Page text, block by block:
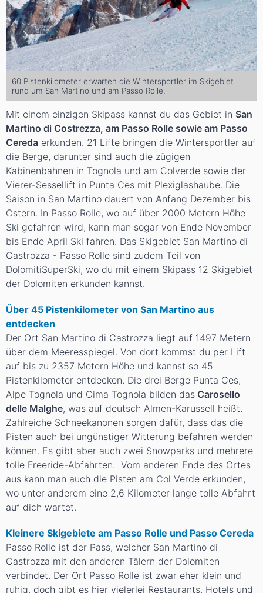
60 Pistenkilometer erwarten die Wintersportler im Skigebiet
rund um San Martino und am Passo Rolle.
Mit einem einzigen Skipass kannst du das Gebiet in San
Martino di Costrezza, am Passo Rolle sowie am Passo
Cereda erkunden. 21 Lifte bringen die Wintersportler auf
die Berge, darunter sind auch die zügigen
Kabinenbahnen in Tognola und am Colverde sowie der
Vierer-Sessellift in Punta Ces mit Plexiglashaube. Die
Saison in San Martino dauert von Anfang Dezember bis
Ostern. In Passo Rolle, wo auf über 2000 Metern Höhe
Ski gefahren wird, kann man sogar von Ende November
bis Ende April Ski fahren. Das Skigebiet San Martino di
Castrozza - Passo Rolle sind zudem Teil von
DolomitiSuperSki, wo du mit einem Skipass 12 Skigebiet
der Dolomiten erkunden kannst.
Über 45 Pistenkilometer von San Martino aus
entdecken
Der Ort San Martino di Castrozza liegt auf 1497 Metern
über dem Meeresspiegel. Von dort kommst du per Lift
auf bis zu 2357 Metern Höhe und kannst so 45
Pistenkilometer entdecken. Die drei Berge Punta Ces,
Alpe Tognola und Cima Tognola bilden das Carosello
delle Malghe, was auf deutsch Almen-Karussell heißt.
Zahlreiche Schneekanonen sorgen dafür, dass das die
Pisten auch bei ungünstiger Witterung befahren werden
können. Es gibt aber auch zwei Snowparks und mehrere
tolle Freeride-Abfahrten. Vom anderen Ende des Ortes
aus kann man auch die Pisten am Col Verde erkunden,
wo unter anderem eine 2,6 Kilometer lange tolle Abfahrt
auf dich wartet.
Kleinere Skigebiete am Passo Rolle und Passo Cereda
Passo Rolle ist der Pass, welcher San Martino di
Castrozza mit den anderen Tälern der Dolomiten
verbindet. Der Ort Passo Rolle ist zwar eher klein und
ruhig, doch gibt es hier vielerlei Restaurants, Hotels und